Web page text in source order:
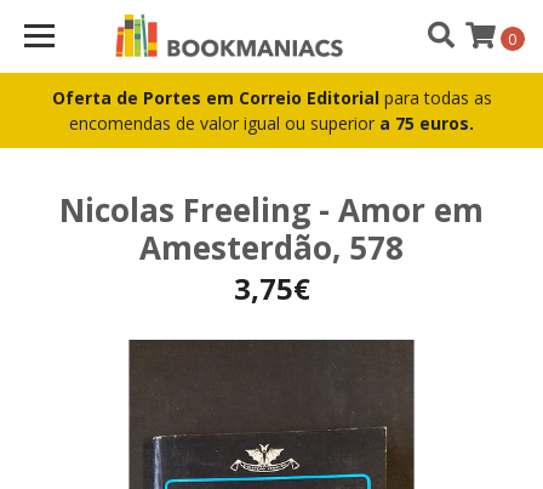
Oferta de Portes em Correio Editorial para todas as
encomendas de valor igual ou superior a 75 euros.
0
Nicolas Freeling - Amor em
Amesterdão, 578
3,75€